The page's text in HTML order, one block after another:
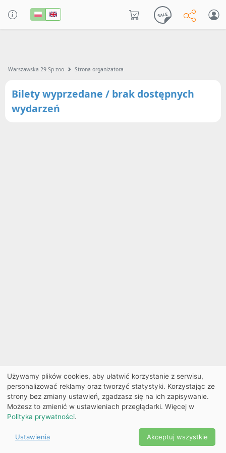
Warszawska 29 Sp zoo Strona organizatora
Bilety wyprzedane / brak dostępnych
wydarzeń
Ekobilet2026 |
Ustawienia
cookies
2026
Używamy plików cookies, aby ułatwić korzystanie z serwisu,
personalizować reklamy oraz tworzyć statystyki. Korzystając ze
strony bez zmiany ustawień, zgadzasz się na ich zapisywanie.
Możesz to zmienić w ustawieniach przeglądarki. Więcej w
Polityka prywatności.
Ustawienia Akceptuj wszystkie